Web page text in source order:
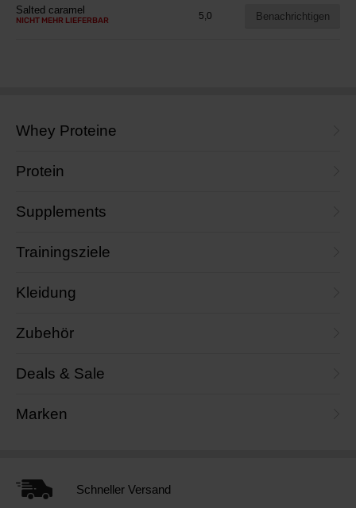
Salted caramel
NICHT MEHR LIEFERBAR 5,0 Benachrichtigen
Whey Proteine
Protein
Supplements
Trainingsziele
Kleidung
Zubehör
Deals & Sale
Marken
Schneller Versand